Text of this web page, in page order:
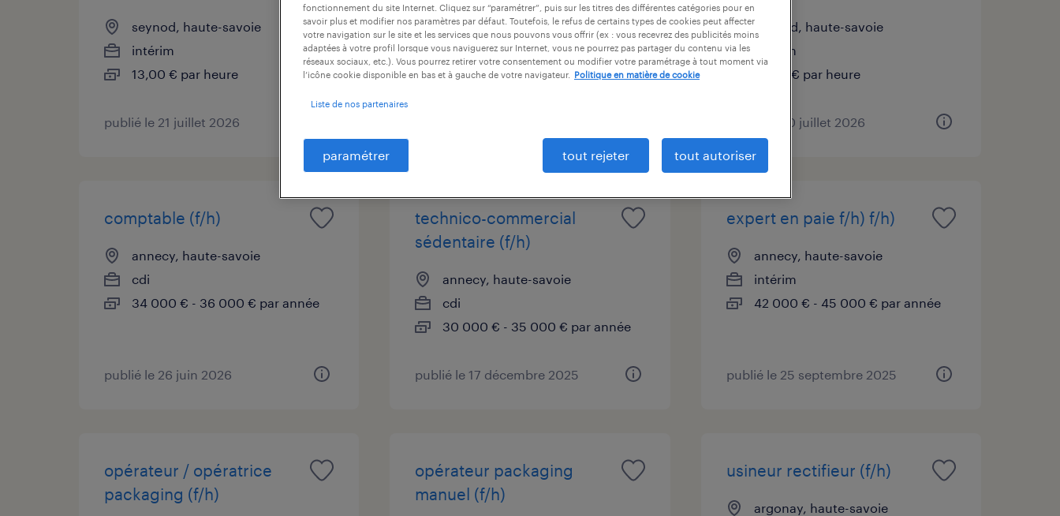
seynod, haute-savoie
intérim
13,00 € par heure
publié le 21 juillet 2026
seynod, haute-savoie
intérim
13,00 € par heure
seynod, haute-savoie
intérim
13,00 € par heure
publié le 20 juillet 2026
comptable (f/h)
annecy, haute-savoie
cdi
34 000 € - 36 000 € par année
publié le 26 juin 2026
technico-commercial
sédentaire (f/h)
annecy, haute-savoie
cdi
30 000 € - 35 000 € par année
publié le 17 décembre 2025
expert en paie f/h) f/h)
annecy, haute-savoie
intérim
42 000 € - 45 000 € par année
publié le 25 septembre 2025
opérateur / opératrice
packaging (f/h)
opérateur packaging
manuel (f/h)
usineur rectifieur (f/h)
argonay, haute-savoie
fonctionnement du site Internet. Cliquez sur “paramétrer”, puis sur les titres des différentes catégories pour en
savoir plus et modifier nos paramètres par défaut. Toutefois, le refus de certains types de cookies peut affecter
votre navigation sur le site et les services que nous pouvons vous offrir (ex : vous recevrez des publicités moins
adaptées à votre profil lorsque vous naviguerez sur Internet, vous ne pourrez pas partager du contenu via les
réseaux sociaux, etc.). Vous pourrez retirer votre consentement ou modifier votre paramétrage à tout moment via
l’icône cookie disponible en bas et à gauche de votre navigateur.
Politique en matière de cookie
Liste de nos partenaires
paramétrer tout rejeter tout autoriser